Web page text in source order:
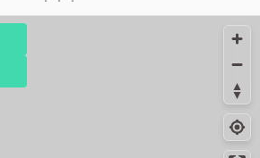
8.2km -
232m